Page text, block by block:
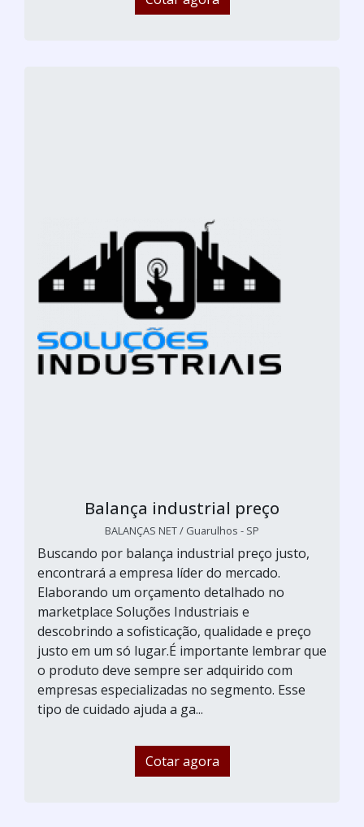
Balança industrial preço
BALANÇAS NET / Guarulhos - SP
Buscando por balança industrial preço justo,
encontrará a empresa líder do mercado.
Elaborando um orçamento detalhado no
marketplace Soluções Industriais e
descobrindo a sofisticação, qualidade e preço
justo em um só lugar.É importante lembrar que
o produto deve sempre ser adquirido com
empresas especializadas no segmento. Esse
tipo de cuidado ajuda a ga...
Cotar agora